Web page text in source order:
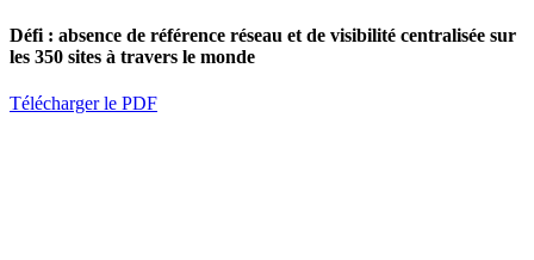
Défi : absence de référence réseau et de visibilité centralisée sur
les 350 sites à travers le monde
Télécharger le PDF